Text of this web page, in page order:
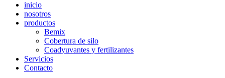
inicio
nosotros
productos
Bemix
Cobertura de silo
Coadyuvantes y fertilizantes
Servicios
Contacto